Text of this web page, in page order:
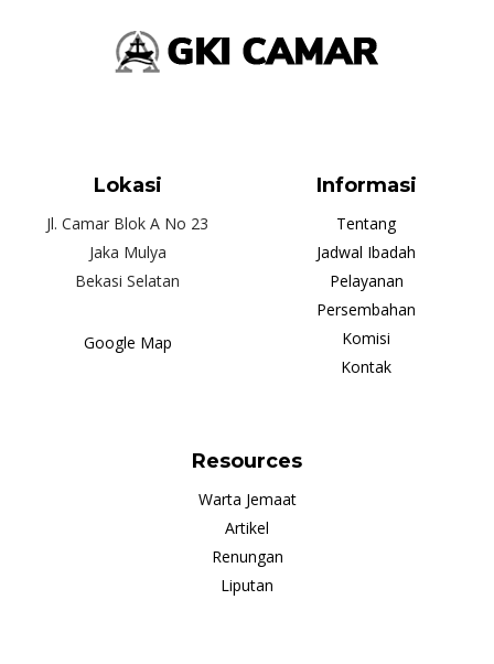
Lokasi
Jl. Camar Blok A No 23
Jaka Mulya
Bekasi Selatan
Google Map
Informasi
Tentang
Jadwal Ibadah
Pelayanan
Persembahan
Komisi
Kontak
Resources
Warta Jemaat
Artikel
Renungan
Liputan